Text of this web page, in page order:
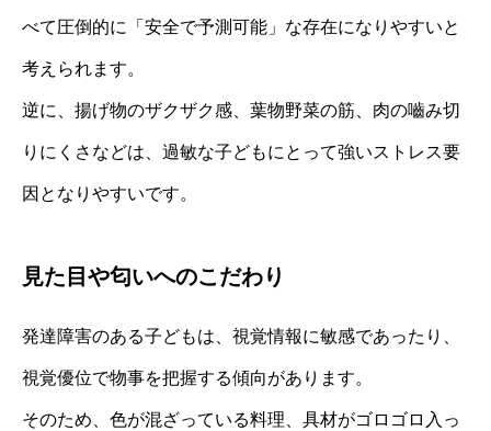
べて圧倒的に「安全で予測可能」な存在になりやすいと
考えられます。
逆に、揚げ物のザクザク感、葉物野菜の筋、肉の嚙み切
りにくさなどは、過敏な子どもにとって強いストレス要
因となりやすいです。
見た目や匂いへのこだわり
発達障害のある子どもは、視覚情報に敏感であったり、
視覚優位で物事を把握する傾向があります。
そのため、色が混ざっている料理、具材がゴロゴロ入っ